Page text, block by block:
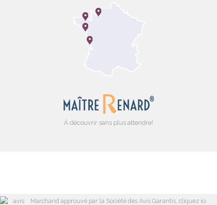
À découvrir sans plus attendre!
Marchand approuvé par la Société des Avis Garantis, cliquez ici